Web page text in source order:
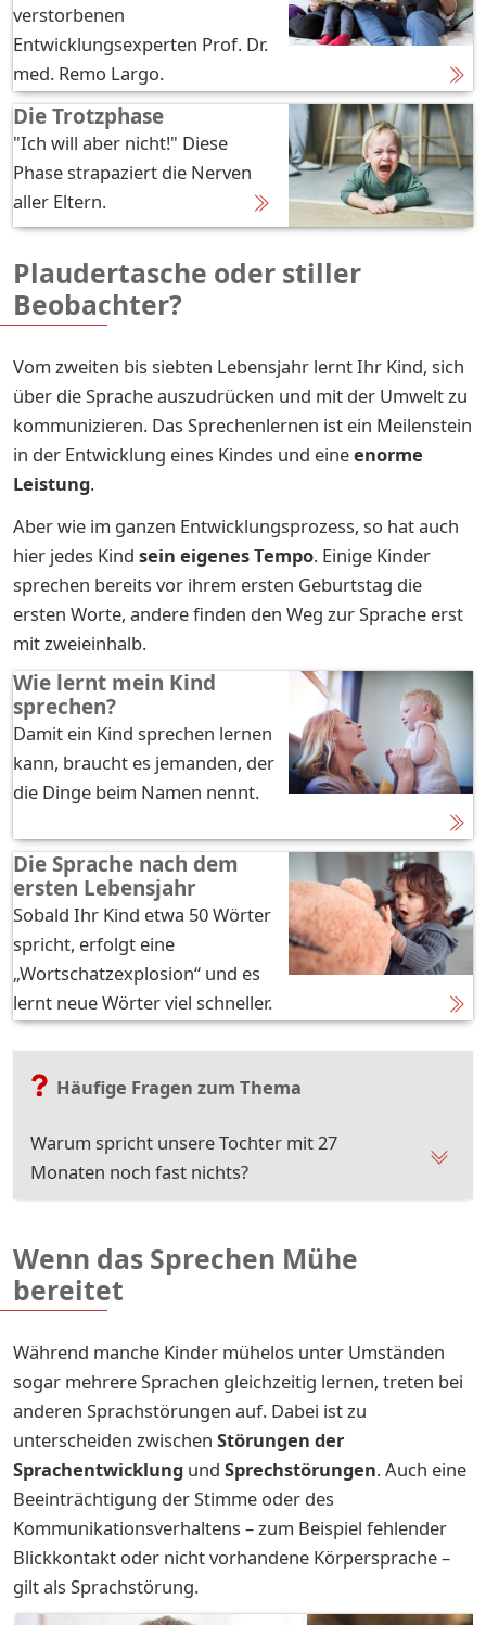
verstorbenen
Entwicklungsexperten Prof. Dr.
med. Remo Largo.
Die Trotzphase
"Ich will aber nicht!" Diese
Phase strapaziert die Nerven
aller Eltern.
Plaudertasche oder stiller
Beobachter?
Vom zweiten bis siebten Lebensjahr lernt Ihr Kind, sich
über die Sprache auszudrücken und mit der Umwelt zu
kommunizieren. Das Sprechenlernen ist ein Meilenstein
in der Entwicklung eines Kindes und eineenorme
Leistung.
Aber wie im ganzen Entwicklungsprozess, so hat auch
hier jedes Kind sein eigenes Tempo. Einige Kinder
sprechen bereits vor ihrem ersten Geburtstag die
ersten Worte, andere finden den Weg zur Sprache erst
mit zweieinhalb.
Wie lernt mein Kind
sprechen?
Damit ein Kind sprechen lernen
kann, braucht es jemanden, der
die Dinge beim Namen nennt.
Die Sprache nach dem
ersten Lebensjahr
Sobald Ihr Kind etwa 50 Wörter
spricht, erfolgt eine
„Wortschatzexplosion“ und es
lernt neue Wörter viel schneller.
Häufige Fragen zum Thema
Warum spricht unsere Tochter mit 27
Monaten noch fast nichts?
Wenn das Sprechen Mühe
bereitet
Während manche Kinder mühelos unter Umständen
sogar mehrere Sprachen gleichzeitig lernen, treten bei
anderen Sprachstörungen auf. Dabei ist zu
unterscheiden zwischen Störungen der
Sprachentwicklung und Sprechstörungen. Auch eine
Beeinträchtigung der Stimme oder des
Kommunikationsverhaltens – zum Beispiel fehlender
Blickkontakt oder nicht vorhandene Körpersprache –
gilt als Sprachstörung.